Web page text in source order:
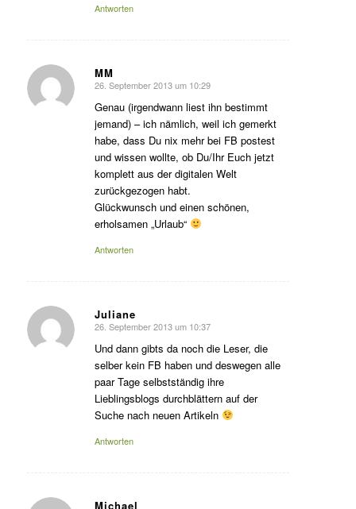
Antworten
MM
sagte:
26. September 2013 um 10:29
Genau (irgendwann liest ihn bestimmt
jemand) – ich nämlich, weil ich gemerkt
habe, dass Du nix mehr bei FB postest
und wissen wollte, ob Du/Ihr Euch jetzt
komplett aus der digitalen Welt
zurückgezogen habt.
Glückwunsch und einen schönen,
erholsamen „Urlaub“
Antworten
Juliane
sagte:
26. September 2013 um 10:37
Und dann gibts da noch die Leser, die
selber kein FB haben und deswegen alle
paar Tage selbstständig ihre
Lieblingsblogs durchblättern auf der
Suche nach neuen Artikeln
Antworten
Michael